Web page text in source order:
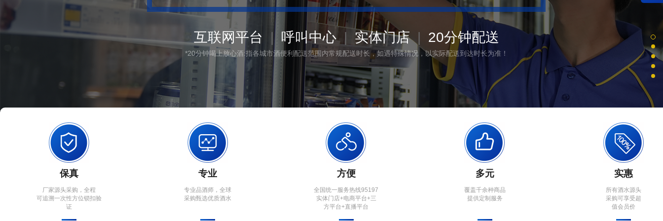
互联网平台 | 呼叫中心 | 实体门店 | 20分钟配送
*20分钟喝上放心酒:指各城市酒便利配送范围内常规配送时长，如遇特殊情况，以实际配送到达时长为准！
保真
厂家源头采购，全程
可追溯一次性方位锁扣验
证
专业
专业品酒师，全球
采购甄选优质酒水
方便
全国统一服务热线95197
实体门店+电商平台+三
方平台+直播平台
多元
覆盖千余种商品
提供定制服务
实惠
所有酒水源头
采购可享受超
值会员价